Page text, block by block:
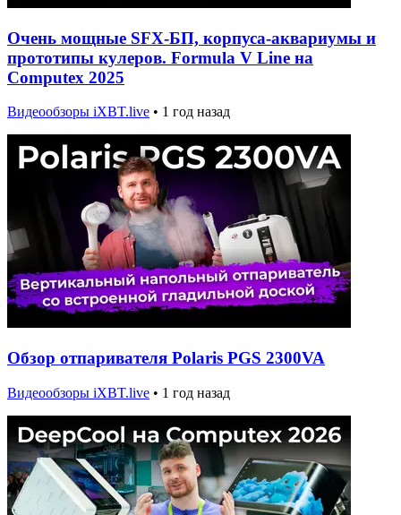
Очень мощные SFX-БП, корпуса-аквариумы и
прототипы кулеров. Formula V Line на
Computex 2025
Видеообзоры iXBT.live • 1 год назад
Обзор отпаривателя Polaris PGS 2300VA
Видеообзоры iXBT.live • 1 год назад